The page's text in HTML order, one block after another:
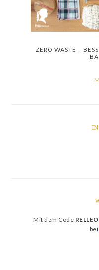
ZERO WASTE –
Mit dem Code
bei